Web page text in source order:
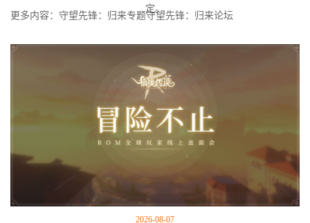
定。
更多内容：守望先锋：归来专题守望先锋：归来论坛
2026-08-07